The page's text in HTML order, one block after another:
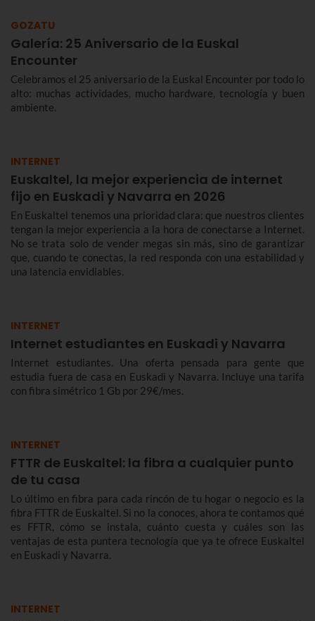
GOZATU
Galería: 25 Aniversario de la Euskal
Encounter
Celebramos el 25 aniversario de la Euskal Encounter por todo lo
alto: muchas actividades, mucho hardware, tecnología y buen
ambiente.
INTERNET
Euskaltel, la mejor experiencia de internet
fijo en Euskadi y Navarra en 2026
En Euskaltel tenemos una prioridad clara: que nuestros clientes
tengan la mejor experiencia a la hora de conectarse a Internet.
No se trata solo de vender megas sin más, sino de garantizar
que, cuando te conectas, la red responda con una estabilidad y
una latencia envidiables.
INTERNET
Internet estudiantes en Euskadi y Navarra
Internet estudiantes. Una oferta pensada para gente que
estudia fuera de casa en Euskadi y Navarra. Incluye una tarifa
con fibra simétrico 1 Gb por 29€/mes.
INTERNET
FTTR de Euskaltel: la fibra a cualquier punto
de tu casa
Lo último en fibra para cada rincón de tu hogar o negocio es la
fibra FTTR de Euskaltel. Si no la conoces, ahora te contamos qué
es FFTR, cómo se instala, cuánto cuesta y cuáles son las
ventajas de esta puntera tecnología que ya te ofrece Euskaltel
en Euskadi y Navarra.
INTERNET